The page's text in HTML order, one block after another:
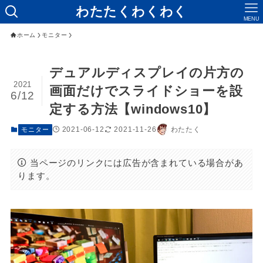
わたたくわくわく MENU
ホーム モニター
デュアルディスプレイの片方の
画面だけでスライドショーを設
定する方法【windows10】
2021
6/12
モニター 2021-06-12 2021-11-26 わたたく
当ページのリンクには広告が含まれている場合があ
ります。